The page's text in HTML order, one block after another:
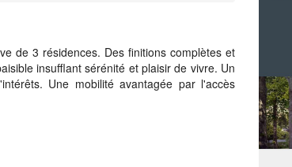
de 3 résidences. Des finitions complètes et
insufflant sérénité et plaisir de vivre. Un
Une mobilité avantagée par l'accès